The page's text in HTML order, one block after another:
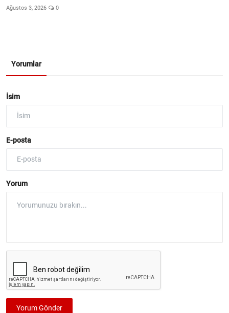
Ağustos 3, 2026 0
Yorumlar
İsim
E-posta
Yorum
Yorum Gönder